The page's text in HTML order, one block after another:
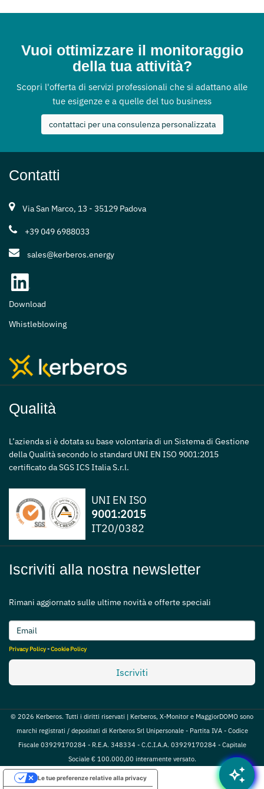
Vuoi ottimizzare il monitoraggio
della tua attività?
Scopri l'offerta di servizi professionali che si adattano alle
tue esigenze e a quelle del tuo business
contattaci per una consulenza personalizzata
Contatti
Via San Marco, 13 - 35129 Padova
+39 049 6988033
sales@kerberos.energy
Download
Whistleblowing
Qualità
L’azienda si è dotata su base volontaria di un Sistema di Gestione
della Qualità secondo lo standard UNI EN ISO 9001:2015
certificato da SGS ICS Italia S.r.l.
UNI EN ISO
9001:2015
IT20/0382
Iscriviti alla nostra newsletter
Rimani aggiornato sulle ultime novità e offerte speciali
Privacy Policy-Cookie Policy
Iscriviti
© 2026 Kerberos. Tutti i diritti riservati | Kerberos, X-Monitor e MaggiorDOMO sono
marchi registrati / depositati di Kerberos Srl Unipersonale - Partita IVA - Codice
Fiscale 03929170284 - R.E.A. 348334 - C.C.I.A.A. 03929170284 - Capitale
Sociale € 100.000,00 interamente versato.
auto_awesome
Le tue preferenze relative alla privacy